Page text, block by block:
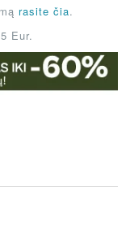
rasite čia.
Eur.